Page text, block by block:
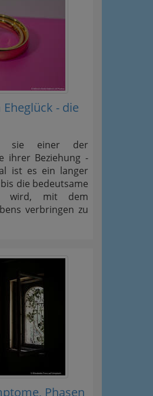
- die
einer der
ihrer Beziehung -
ist es ein langer
die bedeutsame
wird, mit dem
verbringen zu
Phasen